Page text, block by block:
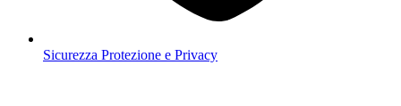
Sicurezza Protezione e Privacy